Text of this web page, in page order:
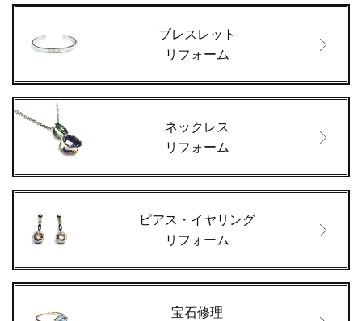
ブレスレット
リフォーム
ネックレス
リフォーム
ピアス・イヤリング
リフォーム
宝石修理